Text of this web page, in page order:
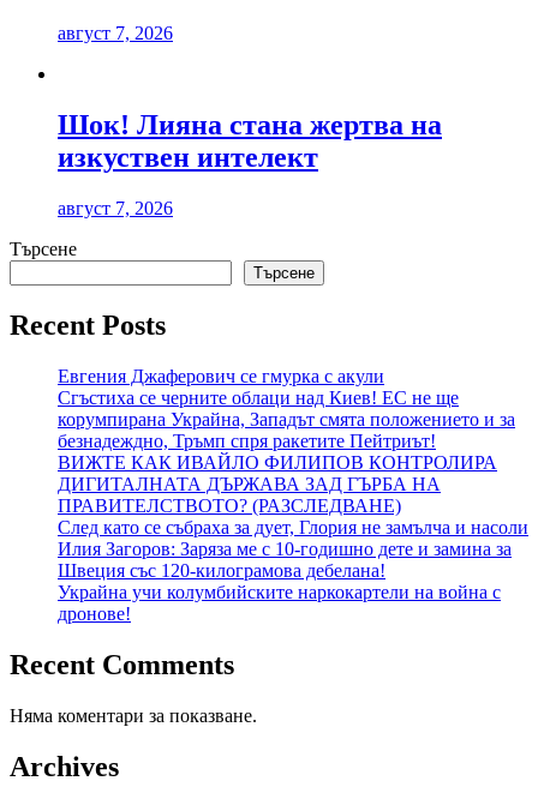
август 7, 2026
Шок! Лияна стана жертва на
изкуствен интелект
август 7, 2026
Търсене
Търсене
Recent Posts
Евгения Джаферович се гмурка с акули
Сгъстиха се черните облаци над Киев! ЕС не ще
корумпирана Украйна, Западът смята положението и за
безнадеждно, Тръмп спря ракетите Пейтриът!
ВИЖТЕ КАК ИВАЙЛО ФИЛИПОВ КОНТРОЛИРА
ДИГИТАЛНАТА ДЪРЖАВА ЗАД ГЪРБА НА
ПРАВИТЕЛСТВОТО? (РАЗСЛЕДВАНЕ)
След като се събраха за дует, Глория не замълча и насоли
Илия Загоров: Заряза ме с 10-годишно дете и замина за
Швеция със 120-килограмова дебелана!
Украйна учи колумбийските наркокартели на война с
дронове!
Recent Comments
Няма коментари за показване.
Archives